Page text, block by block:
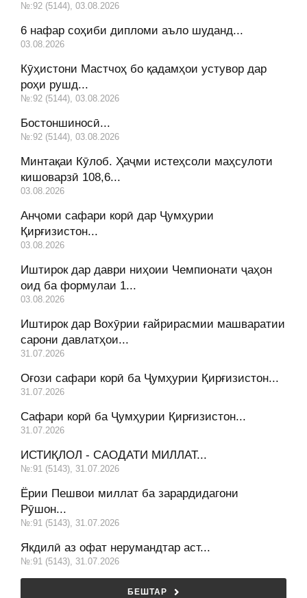
№:92 (5144), 03.08.2026
6 нафар соҳиби дипломи аъло шуданд...
03.08.2026
Кӯҳистони Мастчоҳ бо қадамҳои устувор дар
роҳи рушд...
№:92 (5144), 03.08.2026
Бостоншиносӣ...
№:92 (5144), 03.08.2026
Минтақаи Кӯлоб. Ҳаҷми истеҳсоли маҳсулоти
кишоварзӣ 108,6...
03.08.2026
Анҷоми сафари корӣ дар Ҷумҳурии
Қирғизистон...
03.08.2026
Иштирок дар даври ниҳоии Чемпионати ҷаҳон
оид ба формулаи 1...
03.08.2026
Иштирок дар Вохӯрии ғайрирасмии машваратии
сарони давлатҳои...
31.07.2026
Оғози сафари корӣ ба Ҷумҳурии Қирғизистон...
31.07.2026
Сафари корӣ ба Ҷумҳурии Қирғизистон...
31.07.2026
ИСТИҚЛОЛ - САОДАТИ МИЛЛАТ...
№:91 (5143), 31.07.2026
Ёрии Пешвои миллат ба зарардидагони
Рӯшон...
№:91 (5143), 31.07.2026
Якдилӣ аз офат нерумандтар аст...
№:91 (5143), 31.07.2026
БЕШТАР